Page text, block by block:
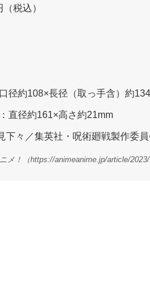
税込）
径約108×長径（取っ手含）約
直径約161×高さ約21mm
下々／集英社・呪術廻戦製作委
メ！（https://animeanime.jp/article/2023/